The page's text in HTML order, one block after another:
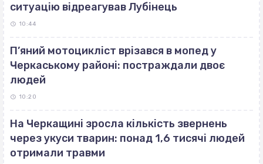
ситуацію відреагував Лубінець
10:44
П’яний мотоцикліст врізався в мопед у
Черкаському районі: постраждали двоє
людей
10:20
На Черкащині зросла кількість звернень
через укуси тварин: понад 1,6 тисячі людей
отримали травми